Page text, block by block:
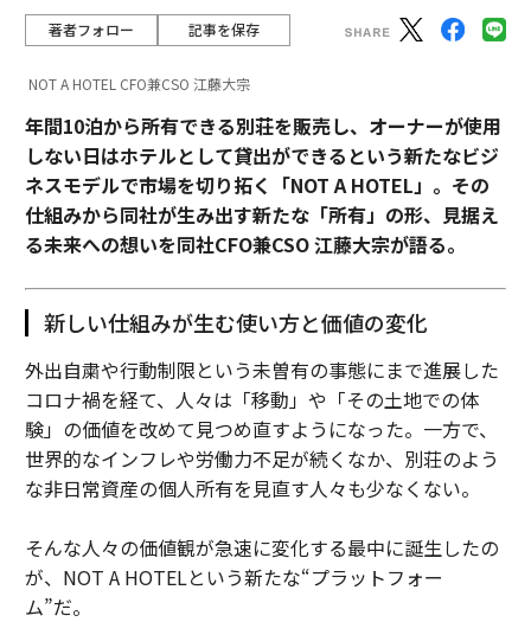
著者フォロー 記事を保存
NOT A HOTEL CFO兼CSO 江藤大宗
年間10泊から所有できる別荘を販売し、オーナーが使用
しない日はホテルとして貸出ができるという新たなビジ
ネスモデルで市場を切り拓く「NOT A HOTEL」。その
仕組みから同社が生み出す新たな「所有」の形、見据え
る未来への想いを同社CFO兼CSO 江藤大宗が語る。
新しい仕組みが生む使い方と価値の変化
外出自粛や行動制限という未曽有の事態にまで進展した
コロナ禍を経て、人々は「移動」や「その土地での体
験」の価値を改めて見つめ直すようになった。一方で、
世界的なインフレや労働力不足が続くなか、別荘のよう
な非日常資産の個人所有を見直す人々も少なくない。
そんな人々の価値観が急速に変化する最中に誕生したの
が、NOT A HOTELという新たな“プラットフォー
ム”だ。